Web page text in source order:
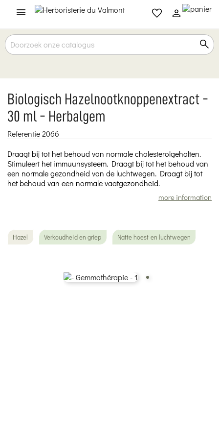

Biologisch Hazelnootknoppenextract -
30 ml - Herbalgem
Referentie2066
Draagt bij tot het behoud van normale cholesterolgehalten.
Stimuleert het immuunsysteem. Draagt bij tot het behoud van
een normale gezondheid van de luchtwegen. Draagt bij tot
het behoud van een normale vaatgezondheid.
more information
Hazel Verkoudheid en griep Natte hoest en luchtwegen